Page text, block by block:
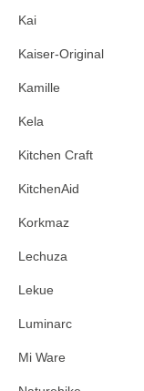
Kai
Kaiser-Original
Kamille
Kela
Kitchen Craft
KitchenAid
Korkmaz
Lechuza
Lekue
Luminarc
Mi Ware